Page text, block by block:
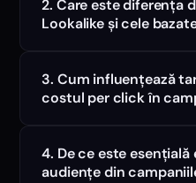
2. Care este diferența
Lookalike și cele
3. Cum influențează
costul per click în
4. De ce este
audiențe din